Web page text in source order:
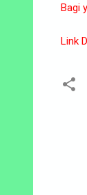
Bagi
Link